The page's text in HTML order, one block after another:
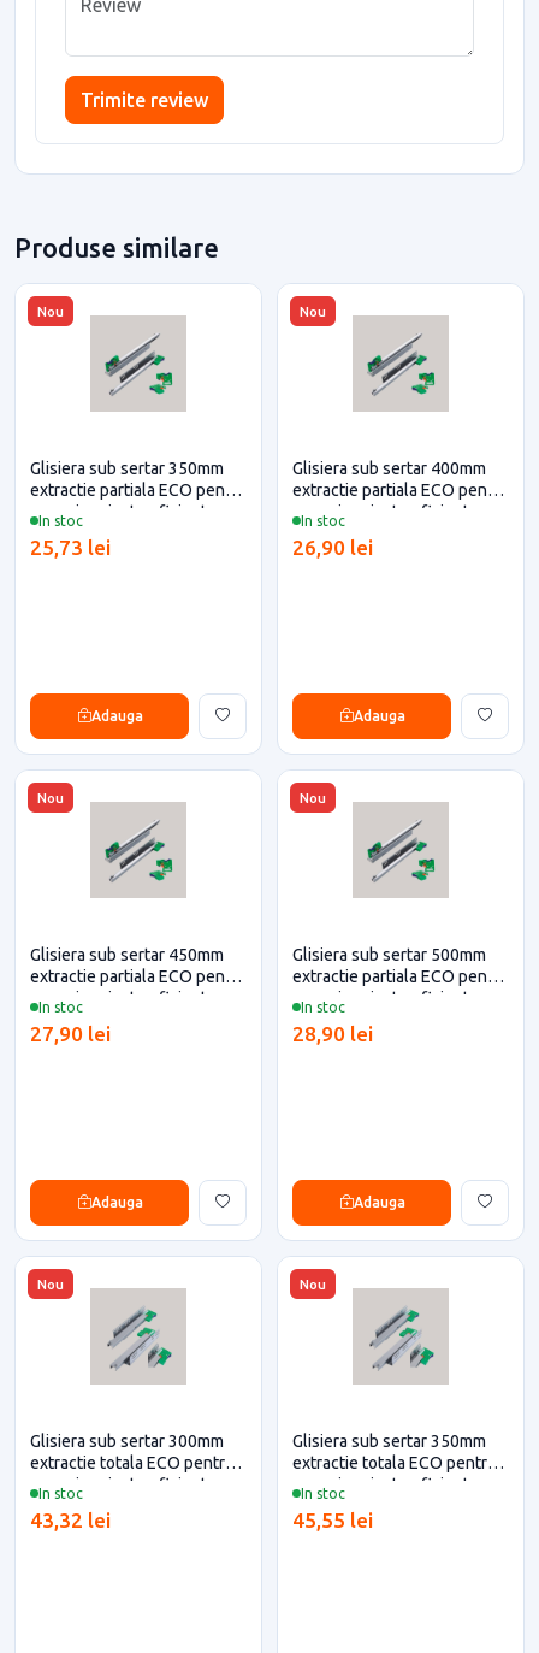
Trimite review
Produse similare
Nou
In stoc
Glisiera sub sertar 350mm
extractie partiala ECO pentru
casa si proiecte eficiente
25,73 lei
Adauga
Nou
In stoc
Glisiera sub sertar 400mm
extractie partiala ECO pentru
casa si proiecte eficiente
26,90 lei
Adauga
Nou
In stoc
Glisiera sub sertar 450mm
extractie partiala ECO pentru
casa si proiecte eficiente
27,90 lei
Adauga
Nou
In stoc
Glisiera sub sertar 500mm
extractie partiala ECO pentru
casa si proiecte eficiente
28,90 lei
Adauga
Nou
In stoc
Glisiera sub sertar 300mm
extractie totala ECO pentru
casa si proiecte eficiente
43,32 lei
Nou
In stoc
Glisiera sub sertar 350mm
extractie totala ECO pentru
casa si proiecte eficiente
45,55 lei